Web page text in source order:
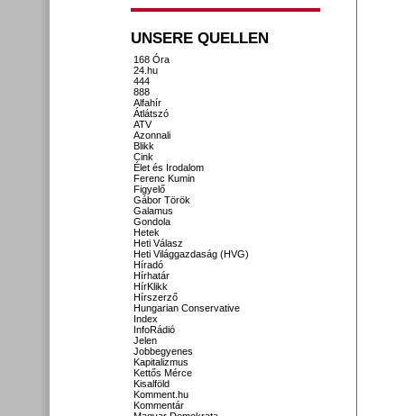
UNSERE QUELLEN
168 Óra
24.hu
444
888
Alfahír
Átlátszó
ATV
Azonnali
Blikk
Cink
Élet és Irodalom
Ferenc Kumin
Figyelő
Gábor Török
Galamus
Gondola
Hetek
Heti Válasz
Heti Világgazdaság (HVG)
Híradó
Hírhatár
HírKlikk
Hírszerző
Hungarian Conservative
Index
InfoRádió
Jelen
Jobbegyenes
Kapitalizmus
Kettős Mérce
Kisalföld
Komment.hu
Kommentár